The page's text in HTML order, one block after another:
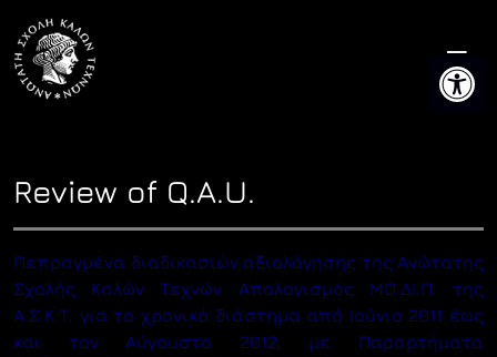
content
Review of Q.A.U.
Πεπραγμένα διαδικασιών αξιολόγησης της Ανώτατης
Σχολής Καλών Τεχνών
Απολογισμός ΜΟ.ΔΙ.Π. της
Α.Σ.Κ.Τ. για το χρονικό διάστημα από Ιούνιο 2011 έως
και τον Αύγουστο 2012, με Παραρτήματα